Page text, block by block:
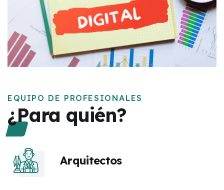
EQUIPO DE PROFESIONALES
¿Para quién?
Arquitectos